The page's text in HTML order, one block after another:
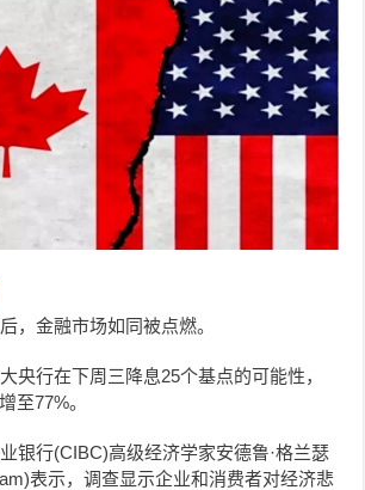
，金融市场如同被点燃。
央行在下周三降息25个基点的可能性，
至77%。
银行(CIBC)高级经济学家安德鲁·格兰瑟
)表示，调查显示企业和消费者对经济悲